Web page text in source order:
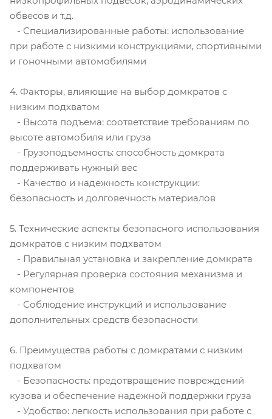
обвесов и т.д.
- Специализированные работы: использование
при работе с низкими конструкциями, спортивными
и гоночными автомобилями
4. Факторы, влияющие на выбор домкратов с
низким подхватом
- Высота подъема: соответствие требованиям по
высоте автомобиля или груза
- Грузоподъемность: способность домкрата
поддерживать нужный вес
- Качество и надежность конструкции:
безопасность и долговечность материалов
5. Технические аспекты безопасного использования
домкратов с низким подхватом
- Правильная установка и закрепление домкрата
- Регулярная проверка состояния механизма и
компонентов
- Соблюдение инструкций и использование
дополнительных средств безопасности
6. Преимущества работы с домкратами с низким
подхватом
- Безопасность: предотвращение повреждений
кузова и обеспечение надежной поддержки груза
- Удобство: легкость использования при работе с